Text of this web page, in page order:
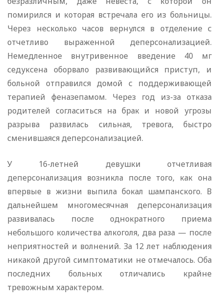
помирился и которая встречала его из больницы.
Через несколько часов вернулся в отделение с
отчетливо выраженной деперсонализацией.
Немедленное внутривенное введение 40 мг
седуксена оборвало развивающийся приступ, и
больной отправился домой с поддерживающей
терапией феназепамом. Через год из-за отказа
родителей согласиться на брак и новой угрозы
разрыва развилась сильная, тревога, быстро
сменившаяся деперсонализацией.
У 16-летней девушки отчетливая
деперсонализация возникла после того, как она
впервые в жизни выпила бокал шампанского. В
дальнейшем многомесячная деперсонализация
развивалась после однократного приема
небольшого количества алкоголя, два раза — после
неприятностей и волнений. За 12 лет наблюдения
никакой другой симптоматики не отмечалось. Оба
последних больных отличались крайне
тревожным характером.